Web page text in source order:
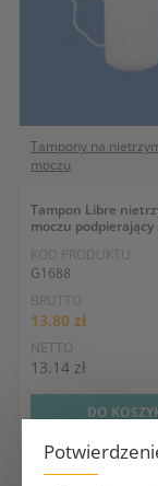
Tampony na
moczu
Tampon Libre
moczu podpierający
KOD PRODUKTU:
G1688
BRUTTO
13.80 zł
NETTO
13.14 zł
DO